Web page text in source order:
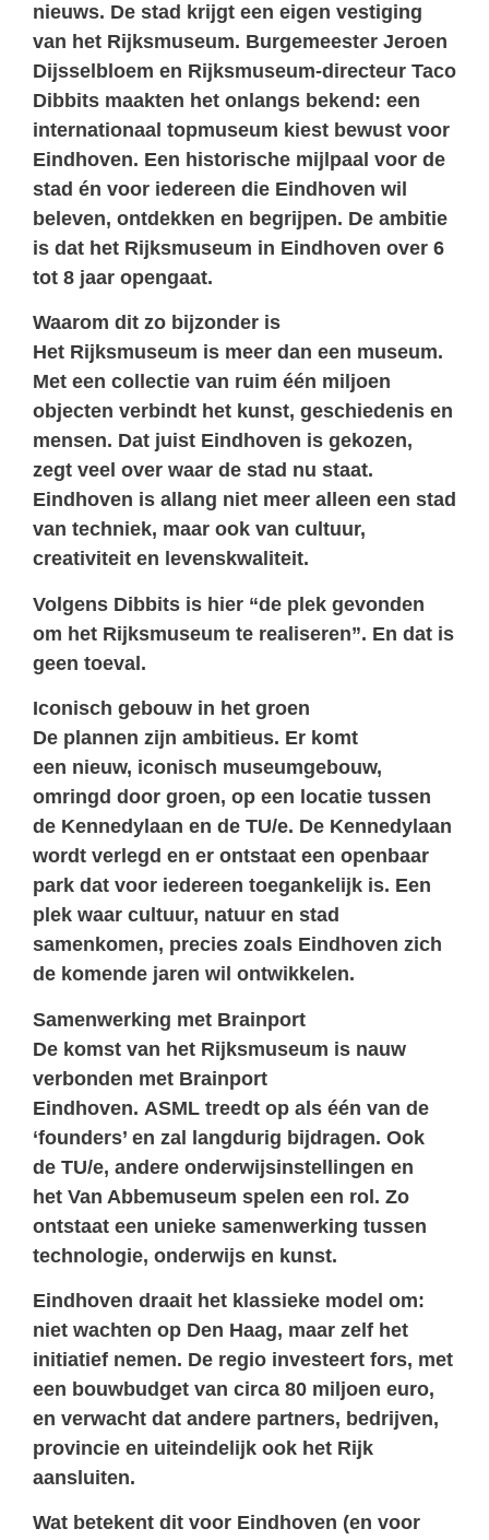
nieuws. De stad krijgt een eigen vestiging
van het Rijksmuseum. Burgemeester Jeroen
Dijsselbloem en Rijksmuseum-directeur Taco
Dibbits maakten het onlangs bekend: een
internationaal topmuseum kiest bewust voor
Eindhoven. Een historische mijlpaal voor de
stad én voor iedereen die Eindhoven wil
beleven, ontdekken en begrijpen. De ambitie
is dat het Rijksmuseum in Eindhoven over 6
tot 8 jaar opengaat.
Waarom dit zo bijzonder is
Het Rijksmuseum is meer dan een museum.
Met een collectie van ruim één miljoen
objecten verbindt het kunst, geschiedenis en
mensen. Dat juist Eindhoven is gekozen,
zegt veel over waar de stad nu staat.
Eindhoven is allang niet meer alleen een stad
van techniek, maar ook van cultuur,
creativiteit en levenskwaliteit.
Volgens Dibbits is hier “de plek gevonden
om het Rijksmuseum te realiseren”. En dat is
geen toeval.
Iconisch gebouw in het groen
De plannen zijn ambitieus. Er komt
een nieuw, iconisch museumgebouw,
omringd door groen, op een locatie tussen
de Kennedylaan en de TU/e. De Kennedylaan
wordt verlegd en er ontstaat een openbaar
park dat voor iedereen toegankelijk is. Een
plek waar cultuur, natuur en stad
samenkomen, precies zoals Eindhoven zich
de komende jaren wil ontwikkelen.
Samenwerking met Brainport
De komst van het Rijksmuseum is nauw
verbonden met Brainport
Eindhoven. ASML treedt op als één van de
‘founders’ en zal langdurig bijdragen. Ook
de TU/e, andere onderwijsinstellingen en
het Van Abbemuseum spelen een rol. Zo
ontstaat een unieke samenwerking tussen
technologie, onderwijs en kunst.
Eindhoven draait het klassieke model om:
niet wachten op Den Haag, maar zelf het
initiatief nemen. De regio investeert fors, met
een bouwbudget van circa 80 miljoen euro,
en verwacht dat andere partners, bedrijven,
provincie en uiteindelijk ook het Rijk
aansluiten.
Wat betekent dit voor Eindhoven (en voor